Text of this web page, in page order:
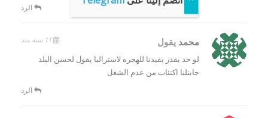
الرد
محمد يقول
لو حد يقدر يفيدنا للهجره لاستراليا يقول لحسن البلد
جابتلنا اكتئاب من عدم الشغل
الرد